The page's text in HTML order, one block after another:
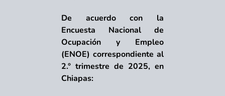
De acuerdo con la
Encuesta Nacional de
Ocupación y Empleo
(ENOE) correspondiente al
2.° trimestre de 2025, en
Chiapas: